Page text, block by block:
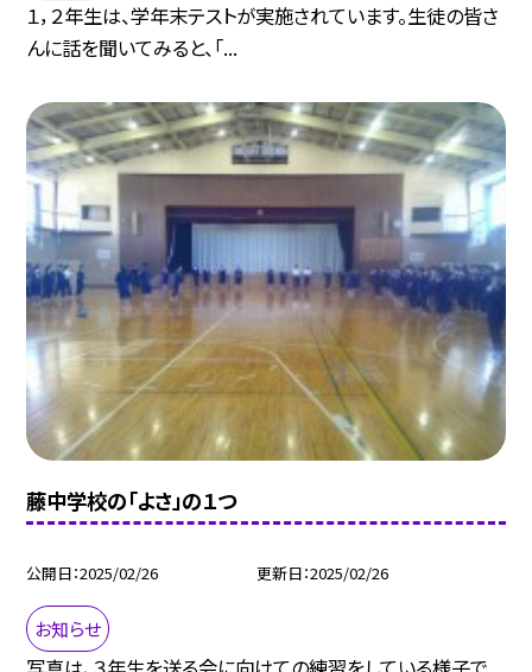
１，２年生は、学年末テストが実施されています。生徒の皆さ
んに話を聞いてみると、「...
藤中学校の「よさ」の１つ
公開日 2025/02/26 更新日 2025/02/26
お知らせ